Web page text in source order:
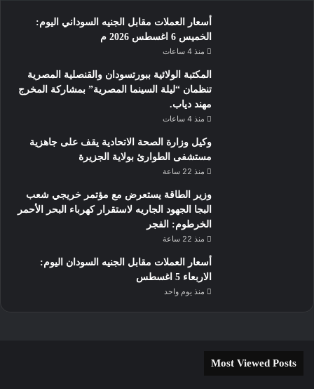
أسعار العملات مقابل الجنيه السوداني اليوم:
الخميس 6 اغسطس 2026 م
منذ 4 ساعات
المكتبة الولائية ببورتسودان والقنصلية المصرية
تنظمان “ليلة السينما المصرية” بمشاركة المخرج
مهند دياب. ​
منذ 4 ساعات
وكيل وزارة الصحة الاتحادية يقف على جاهزية
مستشفى الطوارئ بولاية الجزيرة
منذ 22 ساعة
وزير الطاقة يستعرض مع مؤتمر خريجي شعب
البجا الجهود الجاريه لاستقرار كهرباء البحر الأحمر
الخرطوم: الفجر
منذ 22 ساعة
أسعار العملات مقابل الجنيه السودان اليوم:
الاربعاء 5 اغسطس
منذ يوم واحد
Most Viewed Posts